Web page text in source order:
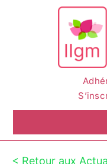
< Retour aux